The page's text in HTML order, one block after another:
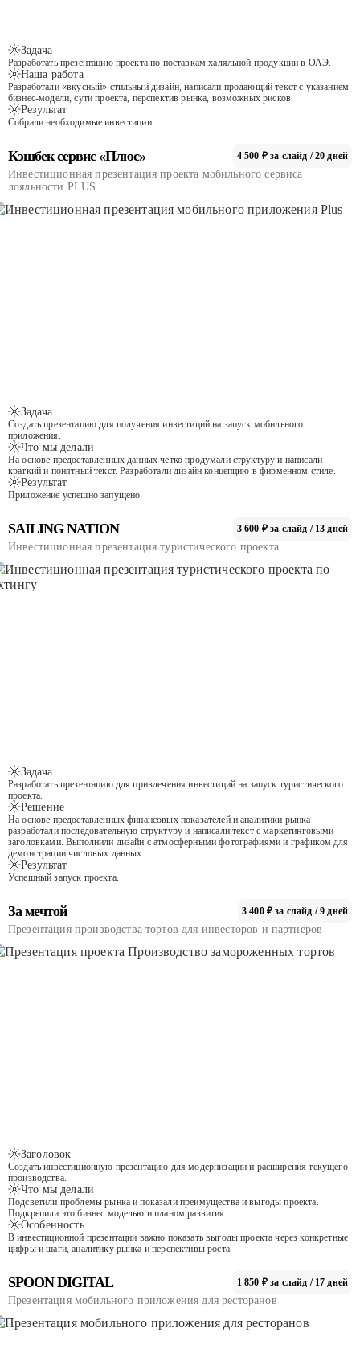
Задача
Разработать презентацию проекта по поставкам халяльной продукции в ОАЭ.
Наша работа
Разработали «вкусный» стильный дизайн, написали продающий текст с указанием
бизнес-модели, сути проекта, перспектив рынка, возможных рисков.
Результат
Собрали необходимые инвестиции.
Кэшбек сервис «Плюс» 4 500 ₽ за слайд / 20 дней
Инвестиционная презентация проекта мобильного сервиса
лояльности PLUS
Задача
Создать презентацию для получения инвестиций на запуск мобильного
приложения.
Что мы делали
На основе предоставленных данных четко продумали структуру и написали
краткий и понятный текст. Разработали дизайн концепцию в фирменном стиле.
Результат
Приложение успешно запущено.
SAILING NATION 3 600 ₽ за слайд / 13 дней
Инвестиционная презентация туристического проекта
Задача
Разработать презентацию для привлечения инвестиций на запуск туристического
проекта.
Решение
На основе предоставленных финансовых показателей и аналитики рынка
разработали последовательную структуру и написали текст с маркетинговыми
заголовками. Выполнили дизайн с атмосферными фотографиями и графиком для
демонстрации числовых данных.
Результат
Успешный запуск проекта.
За мечтой 3 400 ₽ за слайд / 9 дней
Презентация производства тортов для инвесторов и партнёров
Заголовок
Создать инвестиционную презентацию для модернизации и расширения текущего
производства.
Что мы делали
Подсветили проблемы рынка и показали преимущества и выгоды проекта.
Подкрепили это бизнес моделью и планом развития.
Особенность
В инвестиционной презентации важно показать выгоды проекта через конкретные
цифры и шаги, аналитику рынка и перспективы роста.
SPOON DIGITAL 1 850 ₽ за слайд / 17 дней
Презентация мобильного приложения для ресторанов